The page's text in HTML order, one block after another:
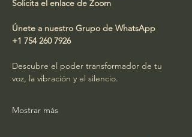
Solicita el enlace de Zoom
Únete a nuestro Grupo de WhatsApp
+1 754 260 7926
Descubre el poder transformador de tu
voz, la vibración y el silencio.
Mostrar más